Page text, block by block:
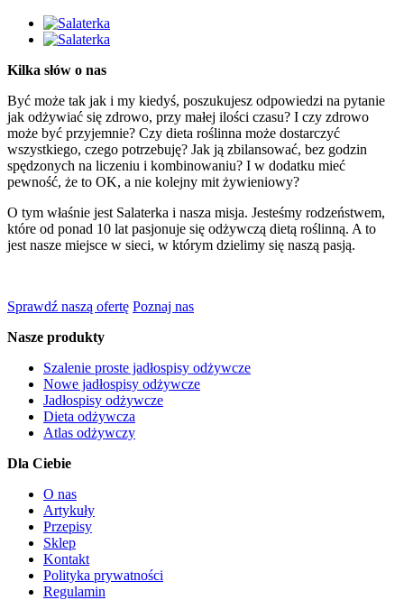
Kilka słów o nas
Być może tak jak i my kiedyś, poszukujesz odpowiedzi na pytanie
jak odżywiać się zdrowo, przy małej ilości czasu? I czy zdrowo
może być przyjemnie? Czy dieta roślinna może dostarczyć
wszystkiego, czego potrzebuję? Jak ją zbilansować, bez godzin
spędzonych na liczeniu i kombinowaniu? I w dodatku mieć
pewność, że to OK, a nie kolejny mit żywieniowy?
O tym właśnie jest Salaterka i nasza misja. Jesteśmy rodzeństwem,
które od ponad 10 lat pasjonuje się odżywczą dietą roślinną. A to
jest nasze miejsce w sieci, w którym dzielimy się naszą pasją.
Sprawdź naszą ofertę Poznaj nas
Nasze produkty
Szalenie proste jadłospisy odżywcze
Nowe jadłospisy odżywcze
Jadłospisy odżywcze
Dieta odżywcza
Atlas odżywczy
Dla Ciebie
O nas
Artykuły
Przepisy
Sklep
Kontakt
Polityka prywatności
Regulamin